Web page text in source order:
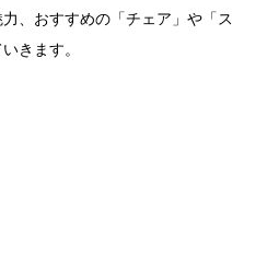
、おすすめの「チェア」や「ス
きます。